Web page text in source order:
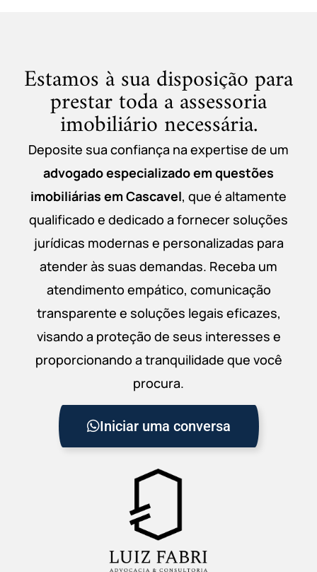
Estamos à sua disposição para
prestar toda a assessoria
imobiliário necessária.
Deposite sua confiança na expertise de um
advogado especializado em questões
imobiliárias em Cascavel, que é altamente
qualificado e dedicado a fornecer soluções
jurídicas modernas e personalizadas para
atender às suas demandas. Receba um
atendimento empático, comunicação
transparente e soluções legais eficazes,
visando a proteção de seus interesses e
proporcionando a tranquilidade que você
procura.
Iniciar uma conversa